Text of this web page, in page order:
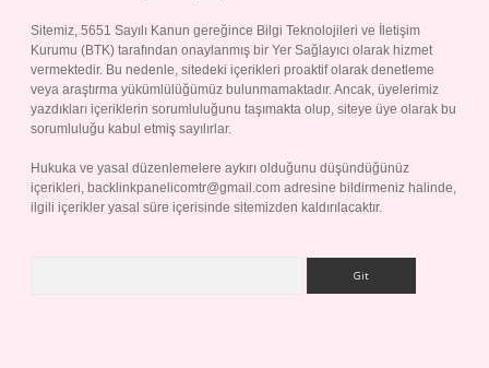
Sitemiz, 5651 Sayılı Kanun gereğince Bilgi Teknolojileri ve İletişim
Kurumu (BTK) tarafından onaylanmış bir Yer Sağlayıcı olarak hizmet
vermektedir. Bu nedenle, sitedeki içerikleri proaktif olarak denetleme
veya araştırma yükümlülüğümüz bulunmamaktadır. Ancak, üyelerimiz
yazdıkları içeriklerin sorumluluğunu taşımakta olup, siteye üye olarak bu
sorumluluğu kabul etmiş sayılırlar.
Hukuka ve yasal düzenlemelere aykırı olduğunu düşündüğünüz
içerikleri, backlinkpanelicomtr@gmail.com adresine bildirmeniz halinde,
ilgili içerikler yasal süre içerisinde sitemizden kaldırılacaktır.